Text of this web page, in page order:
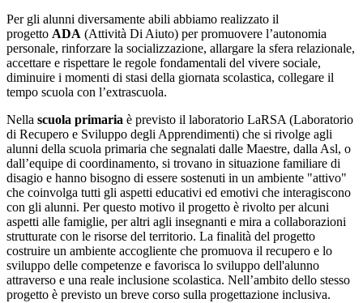
Per gli alunni diversamente abili abbiamo realizzato il
progetto ADA (Attività Di Aiuto) per promuovere l’autonomia
personale, rinforzare la socializzazione, allargare la sfera relazionale,
accettare e rispettare le regole fondamentali del vivere sociale,
diminuire i momenti di stasi della giornata scolastica, collegare il
tempo scuola con l’extrascuola.
Nella scuola primaria è previsto il laboratorio LaRSA (Laboratorio
di Recupero e Sviluppo degli Apprendimenti) che si rivolge agli
alunni della scuola primaria che segnalati dalle Maestre, dalla Asl, o
dall’equipe di coordinamento, si trovano in situazione familiare di
disagio e hanno bisogno di essere sostenuti in un ambiente "attivo"
che coinvolga tutti gli aspetti educativi ed emotivi che interagiscono
con gli alunni. Per questo motivo il progetto è rivolto per alcuni
aspetti alle famiglie, per altri agli insegnanti e mira a collaborazioni
strutturate con le risorse del territorio. La finalità del progetto
costruire un ambiente accogliente che promuova il recupero e lo
sviluppo delle competenze e favorisca lo sviluppo dell'alunno
attraverso e una reale inclusione scolastica. Nell’ambito dello stesso
progetto è previsto un breve corso sulla progettazione inclusiva.